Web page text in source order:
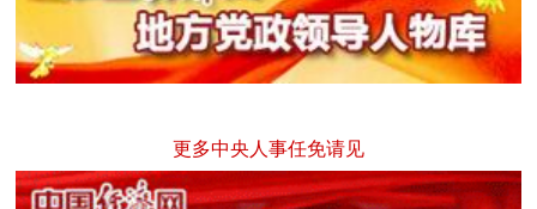
更多中央人事任免请见